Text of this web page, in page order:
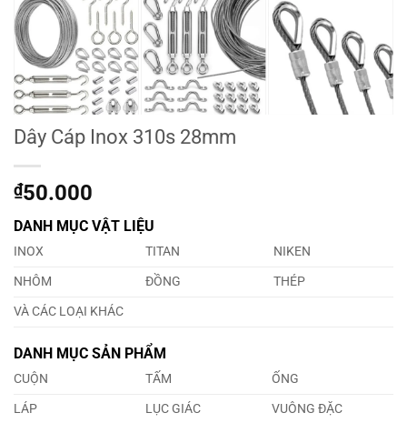
Dây Cáp Inox 310s 28mm
₫50.000
DANH MỤC VẬT LIỆU
INOX TITAN
NIKEN
NHÔM
ĐỒNG
THÉP
VÀ CÁC LOẠI KHÁC
DANH MỤC SẢN PHẨM
CUỘN TẤM
ỐNG
LÁP
LỤC GIÁC
VUÔNG ĐẶC